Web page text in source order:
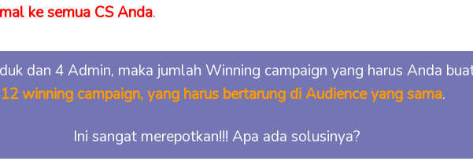
ke semua CS Anda.
dan 4 Admin, maka jumlah Winning campaign yang harus Anda
12 winning campaign, yang harus bertarung di Audience yang sama.
Ini sangat merepotkan!!! Apa ada solusinya?